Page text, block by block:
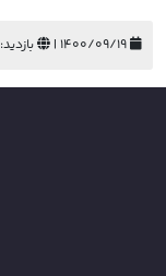
بازدید: 8499 |